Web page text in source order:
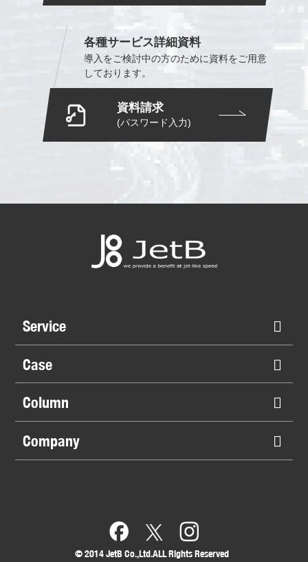
各種サービス詳細資料
導入をご検討中の方のために資料をご用意
しております。
資料請求
(パスワード入力)
Service
Case
Column
Company
©︎ 2014 JetB Co.,Ltd.ALL Rights Reserved